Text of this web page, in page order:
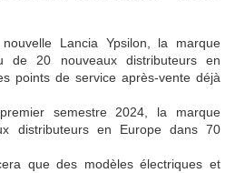
Lancia Ypsilon, la marque
de 20 nouveaux distributeurs en
points de service après-vente déjà
semestre 2024, la marque
distributeurs en Europe dans 70
que des modèles électriques et